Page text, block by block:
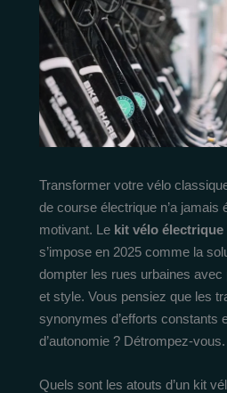
Transformer votre vélo
de course électrique n’a
motivant. Le kit vélo électrique
s’impose en 2025 comme la
dompter les rues urbaines
et style. Vous pensiez que les
synonymes d’efforts constants
d’autonomie ? Détrompez-vous.
Quels sont les atouts d’un kit